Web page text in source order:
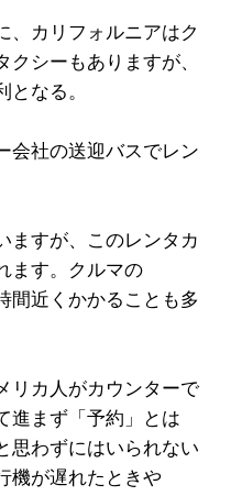
、カリフォルニアはク
シーもありますが、
なる。
会社の送迎バスでレン
ますが、このレンタカ
ます。クルマの
間近くかかることも多
リカ人がカウンターで
進まず「予約」とは
思わずにはいられない
機が遅れたときや